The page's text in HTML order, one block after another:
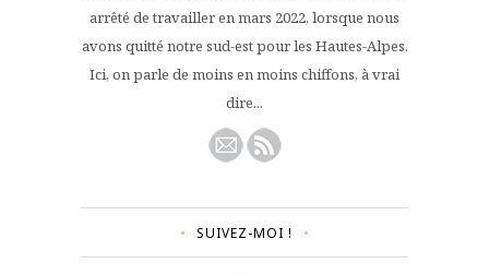
arrêté de travailler en mars 2022, lorsque nous
avons quitté notre sud-est pour les Hautes-Alpes.
Ici, on parle de moins en moins chiffons, à vrai
dire...
SUIVEZ-MOI !